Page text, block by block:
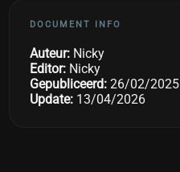
DOCUMENT INFO
Auteur: Nicky
Editor: Nicky
Gepubliceerd: 26/02/2025
Update: 13/04/2026